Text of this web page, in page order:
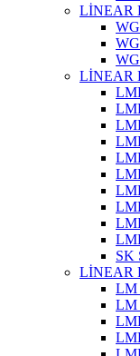
LİNEAR
LİNEAR
SK
LİNEAR
LM
LM